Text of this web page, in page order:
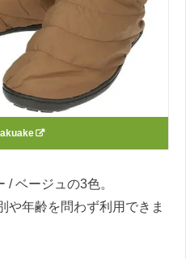
/ ベージュの3色。
や年齢を問わず利用できま